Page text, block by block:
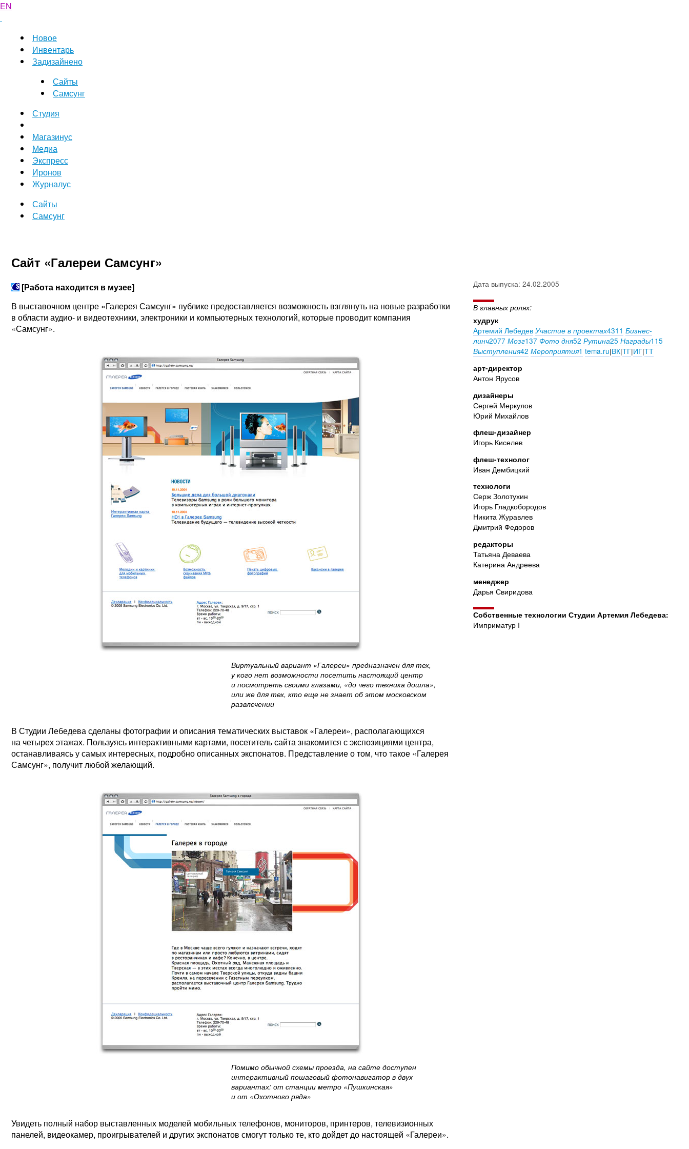
EN
Новое
Инвентарь
Задизайнено
Сайты
Самсунг
Студия
Магазинус
Медиа
Экспресс
Иронов
Журналус
Сайты
Самсунг
Сайт «Галереи Самсунг»
[Работа находится в музее]
В выставочном центре «Галерея Самсунг» публике предоставляется возможность взглянуть на новые разработки
в области аудио- и видеотехники, электроники и компьютерных технологий, которые проводит компания
«Самсунг».
Виртуальный вариант «Галереи» предназначен для тех,
у кого нет возможности посетить настоящий центр
и посмотреть своими глазами, «до чего техника дошла»,
или же для тех, кто еще не знает об этом московском
развлечении
В Студии Лебедева сделаны фотографии и описания тематических выставок «Галереи», располагающихся
на четырех этажах. Пользуясь интерактивными картами, посетитель сайта знакомится с экспозициями центра,
останавливаясь у самых интересных, подробно описанных экспонатов. Представление о том, что такое «Галерея
Самсунг», получит любой желающий.
Помимо обычной схемы проезда, на сайте доступен
интерактивный пошаговый фотонавигатор в двух
вариантах: от станции метро «Пушкинская»
и от «Охотного ряда»
Увидеть полный набор выставленных моделей мобильных телефонов, мониторов, принтеров, телевизионных
панелей, видеокамер, проигрывателей и других экспонатов смогут только те, кто дойдет до настоящей «Галереи».
Дата выпуска: 24.02.2005
В главных ролях:
худрук
Артемий Лебедев Участие в проектах4311 Бизнес-
линч2077 Мозг137 Фото дня52 Рутина25 Награды115
Выступления42 Мероприятия1 tema.ru|ВК|ТГ|ИГ|ТТ
арт-директор
Антон Ярусов
дизайнеры
Сергей Меркулов
Юрий Михайлов
флеш-дизайнер
Игорь Киселев
флеш-технолог
Иван Дембицкий
технологи
Серж Золотухин
Игорь Гладкобородов
Никита Журавлев
Дмитрий Федоров
редакторы
Татьяна Деваева
Катерина Андреева
менеджер
Дарья Свиридова
Собственные технологии Студии Артемия Лебедева:
Имприматур I